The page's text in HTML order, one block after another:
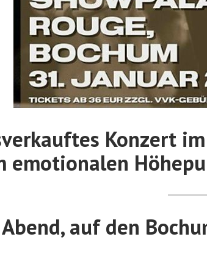
Konzert
emotionalen
auf den